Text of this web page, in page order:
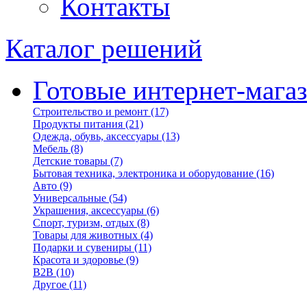
Контакты
Каталог решений
Готовые интернет-
Строительство и ремонт (17)
Продукты питания (21)
Одежда, обувь, аксессуары (13)
Мебель (8)
Детские товары (7)
Бытовая техника, электроника и оборудование (16)
Авто (9)
Универсальные (54)
Украшения, аксессуары (6)
Спорт, туризм, отдых (8)
Товары для животных (4)
Подарки и сувениры (11)
Красота и здоровье (9)
B2B (10)
Другое (11)